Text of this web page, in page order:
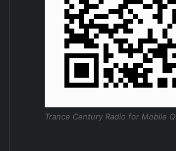
Trance Century Radio for Mobile